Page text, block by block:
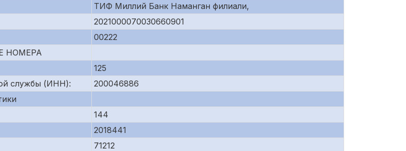
ТИФ Миллий Банк Наманган филиали,
2021000070030660901
00222
НОМЕРА
125
службы (ИНН):
200046886
144
2018441
71212